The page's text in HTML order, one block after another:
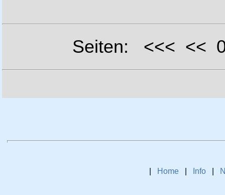
Seiten: <<< <<
Home Info